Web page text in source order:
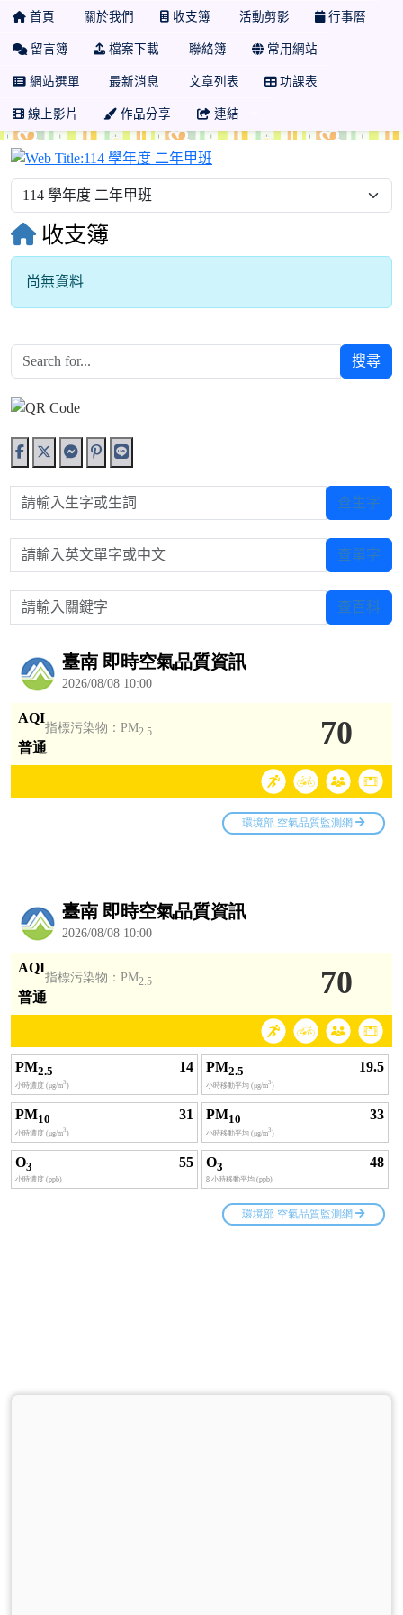
首頁 關於我們 收支簿 活動剪影 行事曆
留言簿 檔案下載 聯絡簿 常用網站
網站選單 最新消息 文章列表 功課表
線上影片 作品分享 連結
收支簿
尚無資料
搜尋
請輸入生字或生詞 查生字
請輸入英文單字或中文 查單字
請輸入關鍵字 查百科